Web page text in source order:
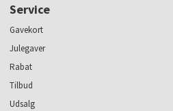
Service
Gavekort
Julegaver
Rabat
Tilbud
Udsalg